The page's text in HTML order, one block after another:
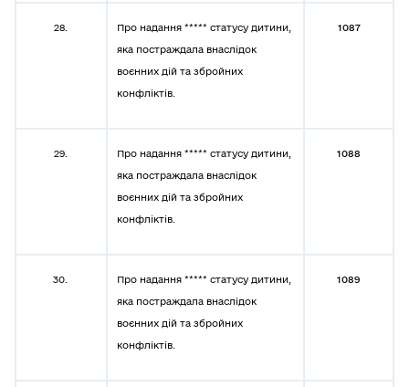
28.
Про надання ***** статусу дитини,
яка постраждала внаслідок
воєнних дій та збройних
конфліктів.
1087
29.
Про надання ***** статусу дитини,
яка постраждала внаслідок
воєнних дій та збройних
конфліктів.
1088
30.
Про надання ***** статусу дитини,
яка постраждала внаслідок
воєнних дій та збройних
конфліктів.
1089